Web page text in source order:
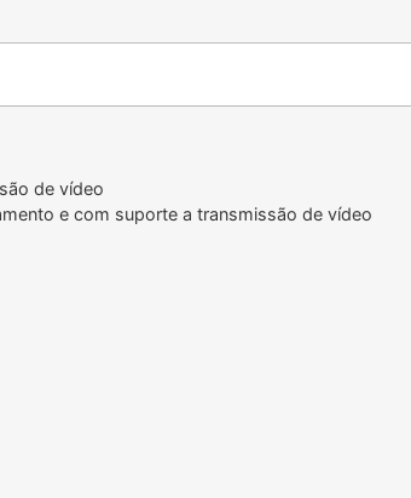
de vídeo
e com suporte a transmissão de vídeo